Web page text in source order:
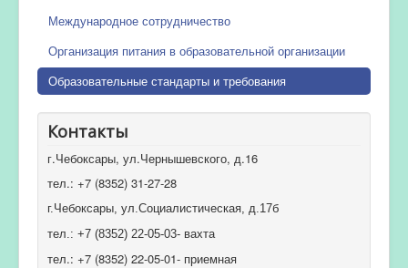
Международное сотрудничество
Организация питания в образовательной организации
Образовательные стандарты и требования
Контакты
г.Чебоксары, ул.Чернышевского, д.16
тел.: +7 (8352) 31-27-28
г.Чебоксары, ул.Социалистическая, д.17б
тел.: +7 (8352) 22-05-03- вахта
тел.: +7 (8352) 22-05-01- приемная